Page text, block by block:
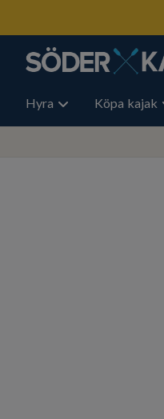
Hyra Köpa kajak